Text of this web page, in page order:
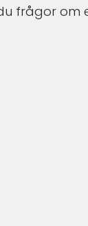
frågor om